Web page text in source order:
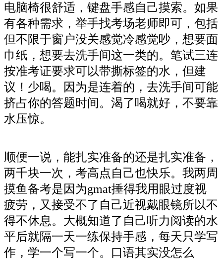
电脑椅很舒适，键盘手感自己摸索。如果
有各种需求，举手找考场老师即可，包括
但不限于窗户没关感觉冷感觉吵，想要面
巾纸，想要去洗手间这一类的。笔试三连
按准考证要求可以带撕标签的水，但建
议！少喝。因为是连着的，去洗手间可能
挤占你的答题时间。渴了喝就好，不要靠
水压惊。
顺便一说，能扎实准备的还是扎实准备，
两千块一次，考高点自己也快乐。我两周
摸鱼备考是因为gmat捶得我用眼过度视
疲劳，又接受不了自己近视戴眼镜所以不
得不休息。大概知道了自己听力阅读的水
平后就隔一天一练保持手感，每天只学写
作，学一个写一个。口语其实没怎么